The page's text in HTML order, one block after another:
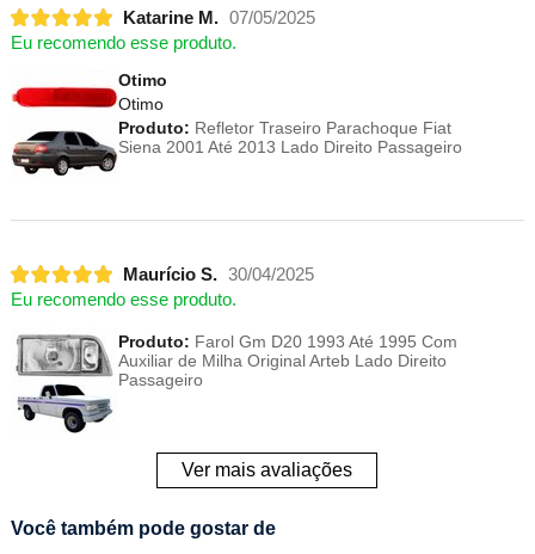
Katarine M. 07/05/2025
Eu recomendo esse produto.
Otimo
Otimo
Produto: Refletor Traseiro Parachoque Fiat
Siena 2001 Até 2013 Lado Direito Passageiro
Maurício S. 30/04/2025
Eu recomendo esse produto.
Produto: Farol Gm D20 1993 Até 1995 Com
Auxiliar de Milha Original Arteb Lado Direito
Passageiro
Ver mais avaliações
Você também pode gostar de